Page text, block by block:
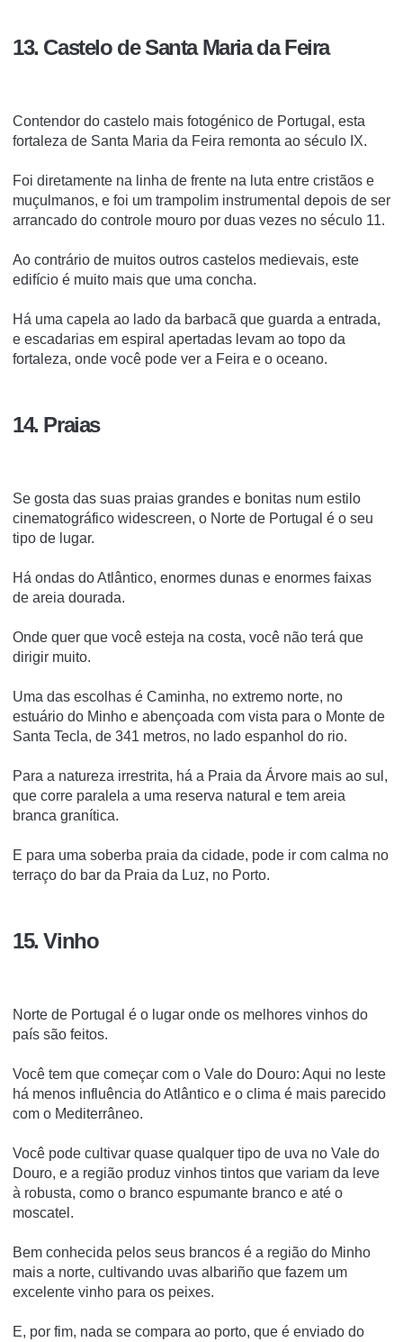
13. Castelo de Santa Maria da Feira
Contendor do castelo mais fotogénico de Portugal, esta
fortaleza de Santa Maria da Feira remonta ao século IX.
Foi diretamente na linha de frente na luta entre cristãos e
muçulmanos, e foi um trampolim instrumental depois de ser
arrancado do controle mouro por duas vezes no século 11.
Ao contrário de muitos outros castelos medievais, este
edifício é muito mais que uma concha.
Há uma capela ao lado da barbacã que guarda a entrada,
e escadarias em espiral apertadas levam ao topo da
fortaleza, onde você pode ver a Feira e o oceano.
14. Praias
Se gosta das suas praias grandes e bonitas num estilo
cinematográfico widescreen, o Norte de Portugal é o seu
tipo de lugar.
Há ondas do Atlântico, enormes dunas e enormes faixas
de areia dourada.
Onde quer que você esteja na costa, você não terá que
dirigir muito.
Uma das escolhas é Caminha, no extremo norte, no
estuário do Minho e abençoada com vista para o Monte de
Santa Tecla, de 341 metros, no lado espanhol do rio.
Para a natureza irrestrita, há a Praia da Árvore mais ao sul,
que corre paralela a uma reserva natural e tem areia
branca granítica.
E para uma soberba praia da cidade, pode ir com calma no
terraço do bar da Praia da Luz, no Porto.
15. Vinho
Norte de Portugal é o lugar onde os melhores vinhos do
país são feitos.
Você tem que começar com o Vale do Douro: Aqui no leste
há menos influência do Atlântico e o clima é mais parecido
com o Mediterrâneo.
Você pode cultivar quase qualquer tipo de uva no Vale do
Douro, e a região produz vinhos tintos que variam da leve
à robusta, como o branco espumante branco e até o
moscatel.
Bem conhecida pelos seus brancos é a região do Minho
mais a norte, cultivando uvas albariño que fazem um
excelente vinho para os peixes.
E, por fim, nada se compara ao porto, que é enviado do